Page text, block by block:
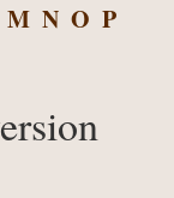
M N O P